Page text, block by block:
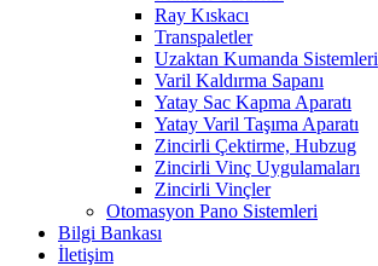
Ray Kıskacı
Transpaletler
Uzaktan Kumanda Sistemleri
Varil Kaldırma Sapanı
Yatay Sac Kapma Aparatı
Yatay Varil Taşıma Aparatı
Zincirli Çektirme, Hubzug
Zincirli Vinç Uygulamaları
Zincirli Vinçler
Otomasyon Pano Sistemleri
Bilgi Bankası
İletişim